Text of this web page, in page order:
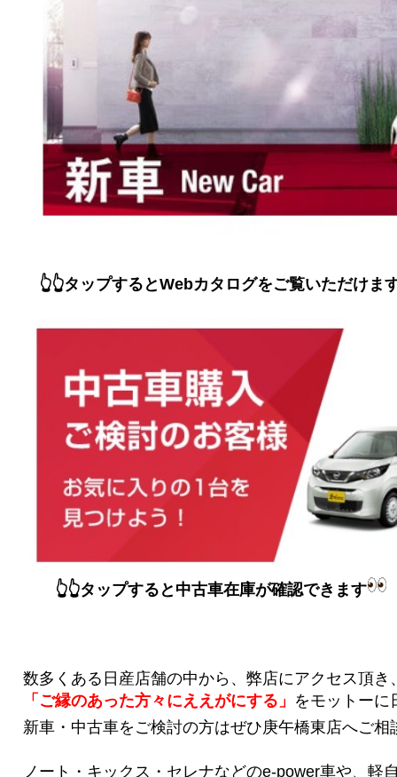
👆👆タップするとWebカタログをご覧いただけま
👆👆タップすると中古車在庫が確認できます
数多くある日産店舗の中から、弊店にアクセス頂
「ご縁のあった方々にええがにする」 をモットーに
新車・中古車をご検討の方はぜひ庚午橋東店へご
ノート・キックス・セレナなどのe-power車や、軽